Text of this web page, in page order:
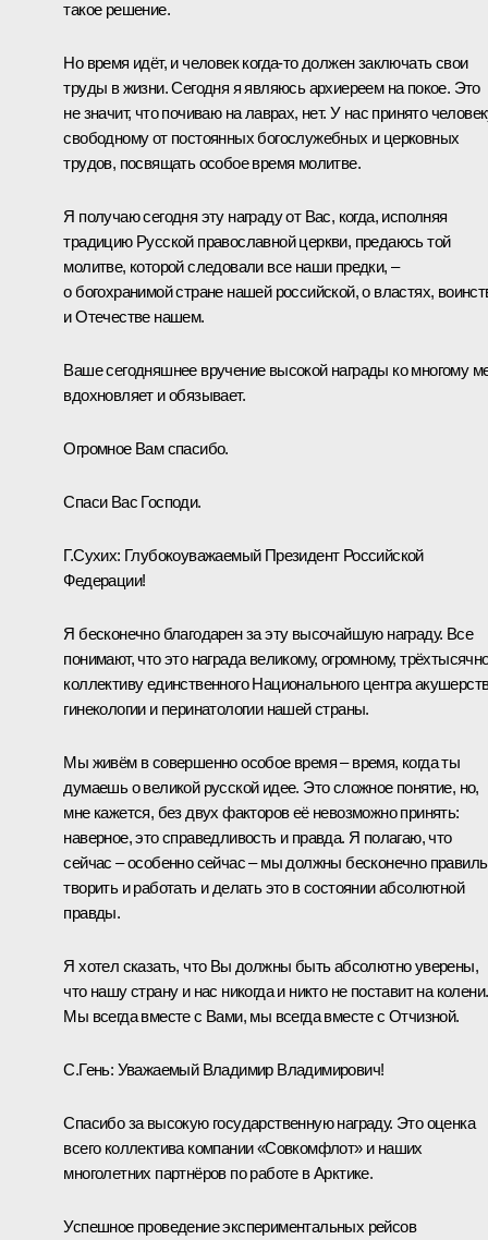
такое решение.
Но время идёт, и человек когда-то должен заключать свои
труды в жизни. Сегодня я являюсь архиереем на покое. Это
не значит, что почиваю на лаврах, нет. У нас принято
свободному от постоянных богослужебных и церковных
трудов, посвящать особое время молитве.
Я получаю сегодня эту награду от Вас, когда, исполняя
традицию Русской православной церкви, предаюсь той
молитве, которой следовали все наши предки, –
о богохранимой стране нашей российской, о властях,
и Отечестве нашем.
Ваше сегодняшнее вручение высокой награды ко многому
вдохновляет и обязывает.
Огромное Вам спасибо.
Спаси Вас Господи.
Г.Сухих: Глубокоуважаемый Президент Российской
Федерации!
Я бесконечно благодарен за эту высочайшую награду. Все
понимают, что это награда великому, огромному,
коллективу единственного Национального центра
гинекологии и перинатологии нашей страны.
Мы живём в совершенно особое время – время, когда ты
думаешь о великой русской идее. Это сложное понятие, но,
мне кажется, без двух факторов её невозможно принять:
наверное, это справедливость и правда. Я полагаю, что
сейчас – особенно сейчас – мы должны бесконечно
творить и работать и делать это в состоянии абсолютной
правды.
Я хотел сказать, что Вы должны быть абсолютно уверены,
что нашу страну и нас никогда и никто не поставит на колени.
Мы всегда вместе с Вами, мы всегда вместе с Отчизной.
С.Гень: Уважаемый Владимир Владимирович!
Спасибо за высокую государственную награду. Это оценка
всего коллектива компании «Совкомфлот» и наших
многолетних партнёров по работе в Арктике.
Успешное проведение экспериментальных рейсов